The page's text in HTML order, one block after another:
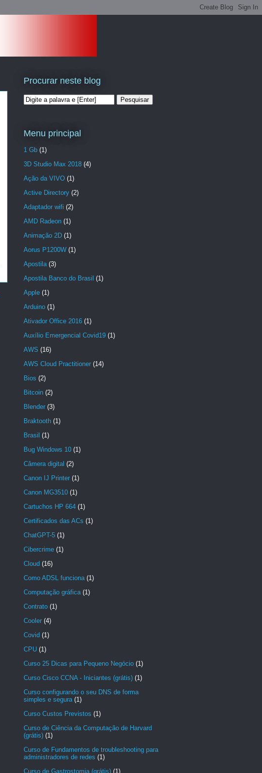
Procurar neste blog
Menu principal
1 Gb (1)
3D Studio Max 2018 (4)
Ação da VIVO (1)
Active Directory (2)
Adaptador wifi (2)
AMD Radeon (1)
Animação 2D (1)
Aorus P1200W (1)
Apostila (3)
Apostila Banco do Brasil (1)
Apple (1)
Arduino (1)
Ativador Office 2016 (1)
Auxílio Emergencial Covid19 (1)
AWS (16)
AWS Cloud Practitioner (14)
Bios (2)
Bitcoin (2)
Blender (3)
Braktooth (1)
Brasil (1)
Bug Windows 10 (1)
Câmera digital (2)
Canon IJ Printer (1)
Canon MG3510 (1)
Cartuchos HP 664 (1)
Certificados das ACs (1)
ChatGPT-5 (1)
Cibercrime (1)
Cloud (16)
Como ADSL funciona (1)
Computação gráfica (1)
Contrato (1)
Cooler (4)
Covid (1)
CPU (1)
Curso 25 Dicas para Pequeno Negócio (1)
Curso Cisco CCNA - Iniciantes (grátis) (1)
Curso configurando o seu DNS de forma
simples e segura (1)
Curso Custos Previstos (1)
Curso de Ciência da Computação de Harvard
(grátis) (1)
Curso de Fundamentos de troubleshooting para
administradores de redes (1)
Curso de Gastrostomia (grátis) (1)